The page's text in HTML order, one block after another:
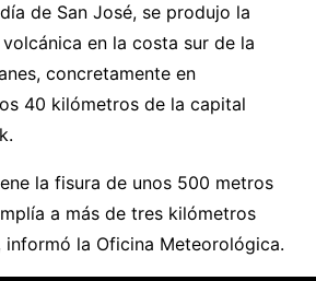
de San José, se produjo la
en la costa sur de la
concretamente en
40 kilómetros de la capital
la fisura de unos 500 metros
a más de tres kilómetros
informó la Oficina Meteorológica.